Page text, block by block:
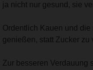
ja nicht nur gesund, sie
Ordentlich Kauen und
genießen, statt Zucker zu
Zur besseren Verdauung